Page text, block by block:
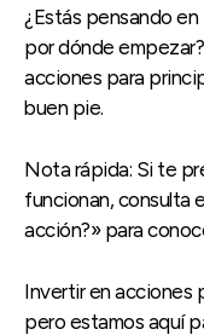
¿Estás pensando
por dónde
acciones para
buen pie.
Nota rápida: Si te
funcionan, consulta
acción?» para
Invertir en acciones
pero estamos aquí